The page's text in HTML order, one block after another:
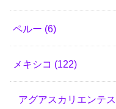
ペルー (6)
メキシコ (122)
アグアスカリエンテス